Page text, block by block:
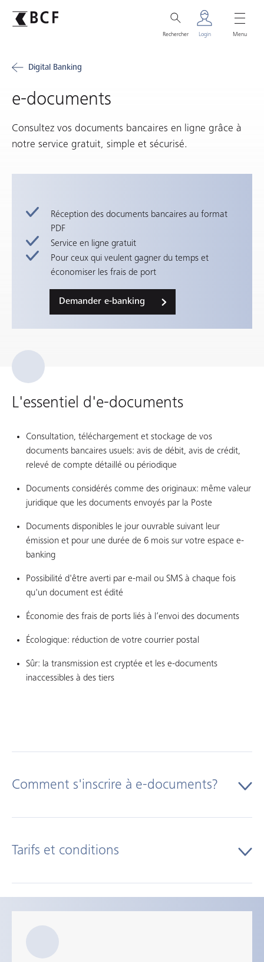
Rechercher Login Menu
Digital Banking
e-documents
Consultez vos documents bancaires en ligne grâce à
notre service gratuit, simple et sécurisé.
Réception des documents bancaires au format
PDF
Service en ligne gratuit
Pour ceux qui veulent gagner du temps et
économiser les frais de port
Demander e-banking
L'essentiel d'e-documents
Consultation, téléchargement et stockage de vos
documents bancaires usuels: avis de débit, avis de crédit,
relevé de compte détaillé ou périodique
Documents considérés comme des originaux: même valeur
juridique que les documents envoyés par la Poste
Documents disponibles le jour ouvrable suivant leur
émission et pour une durée de 6 mois sur votre espace e-
banking
Possibilité d'être averti par e-mail ou SMS à chaque fois
qu'un document est édité
Économie des frais de ports liés à l’envoi des documents
Écologique: réduction de votre courrier postal
Sûr: la transmission est cryptée et les e-documents
inaccessibles à des tiers
Comment s'inscrire à e-documents?
1
2
Dans le menu «Paramètres» cliquez sur l'onglet
Tarifs et conditions
e-documents gratuit